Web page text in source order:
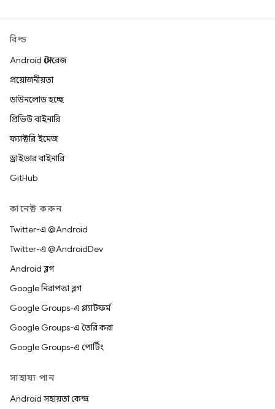
বিল্ড
Android স্টোরেজ
প্রয়োজনীয়তা
ডাউনলোড হচ্ছে
প্রিভিউ বাইনারি
ফ্যাক্টরি ইমেজ
ড্রাইভার বাইনারি
GitHub
কানেক্ট করুন
Twitter-এ @Android
Twitter-এ @AndroidDev
Android ব্লগ
Google নিরাপত্তা ব্লগ
Google Groups-এ প্ল্যাটফর্ম
Google Groups-এ তৈরি করা
Google Groups-এ পোর্টিং
সাহায্য পান
Android সহায়তা কেন্দ্র